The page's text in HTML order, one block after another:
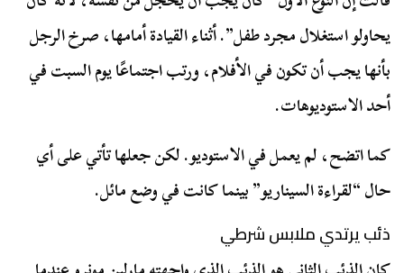
يحاولو استغلال مجرد طفل”. أثناء القيادة أمامها، صرخ الرجل
بأنها يجب أن تكون في الأفلام، ورتب اجتماعًا يوم السبت في
أحد الاستوديوهات.
كما اتضح، لم يعمل في الاستوديو. لكن جعلها تأتي على أي
حال “لقراءة السيناريو” بينما كانت في وضع مائل.
ذئب يرتدي ملابس شرطي